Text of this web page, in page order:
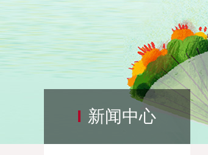
新闻中心